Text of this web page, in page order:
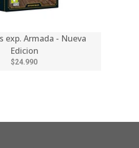
exp. Armada - Nueva
Edicion
$24.990